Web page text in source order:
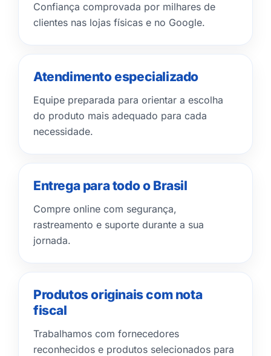
Confiança comprovada por milhares de
clientes nas lojas físicas e no Google.
Atendimento especializado
Equipe preparada para orientar a escolha
do produto mais adequado para cada
necessidade.
Entrega para todo o Brasil
Compre online com segurança,
rastreamento e suporte durante a sua
jornada.
Produtos originais com nota
fiscal
Trabalhamos com fornecedores
reconhecidos e produtos selecionados para